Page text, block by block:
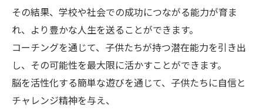
その結果、学校や社会での成功につながる能力が育ま
れ、より豊かな人生を送ることができます。
コーチングを通じて、子供たちが持つ潜在能力を引き出
し、その可能性を最大限に活かすことができます。
脳を活性化する簡単な遊びを通じて、子供たちに自信と
チャレンジ精神を与え、